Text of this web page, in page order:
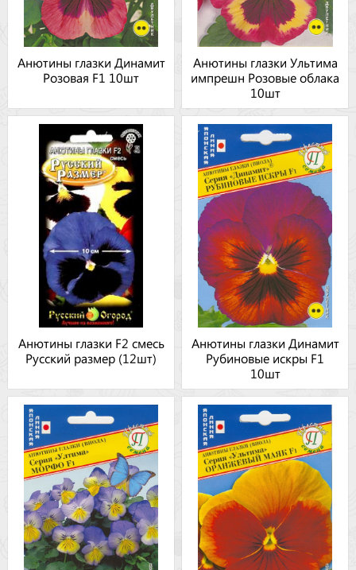
Анютины глазки Динамит
Розовая F1 10шт
Анютины глазки Ультима
импрешн Розовые облака
10шт
Анютины глазки F2 смесь
Русский размер (12шт)
Анютины глазки Динамит
Рубиновые искры F1
10шт